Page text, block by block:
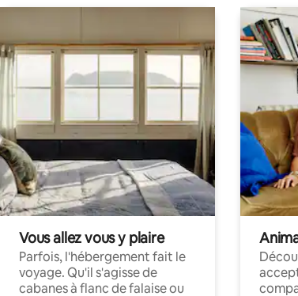
Vous allez vous y plaire
Parfois, l'hébergement fait le
voyage. Qu'il s'agisse de
cabanes à flanc de falaise ou